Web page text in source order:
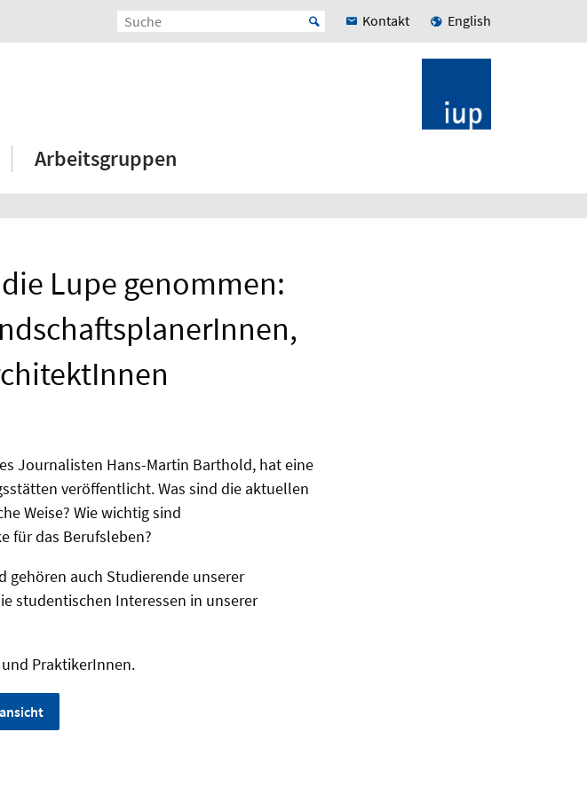
Kontakt English
Arbeitsgruppen
Lupe genommen:
Journalisten Hans-Martin Barthold, hat eine
veröffentlicht. Was sind die aktuellen
Weise? Wie wichtig sind
für das Berufsleben?
auch Studierende unserer
studentischen Interessen in unserer
PraktikerInnen.